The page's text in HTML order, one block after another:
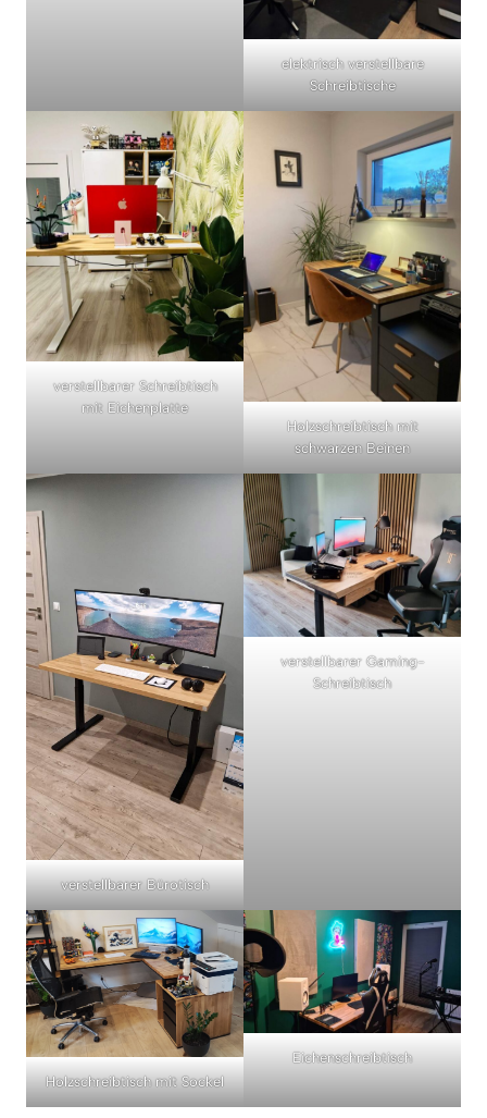
elektrisch verstellbare
Schreibtische
verstellbarer Schreibtisch
mit Eichenplatte
Holzschreibtisch mit
schwarzen Beinen
verstellbarer Bürotisch
verstellbarer Gaming-
Schreibtisch
Holzschreibtisch mit Sockel
Eichenschreibtisch